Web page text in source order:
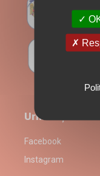
Urmărește-ne
Facebook
Instagram